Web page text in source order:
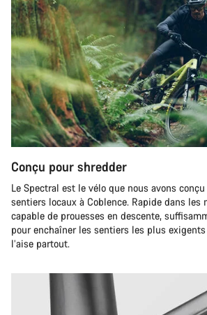
Conçu pour shredder
Le Spectral est le vélo que nous avons
sentiers locaux à Coblence. Rapide dans les
capable de prouesses en descente,
pour enchaîner les sentiers les plus
l’aise partout.